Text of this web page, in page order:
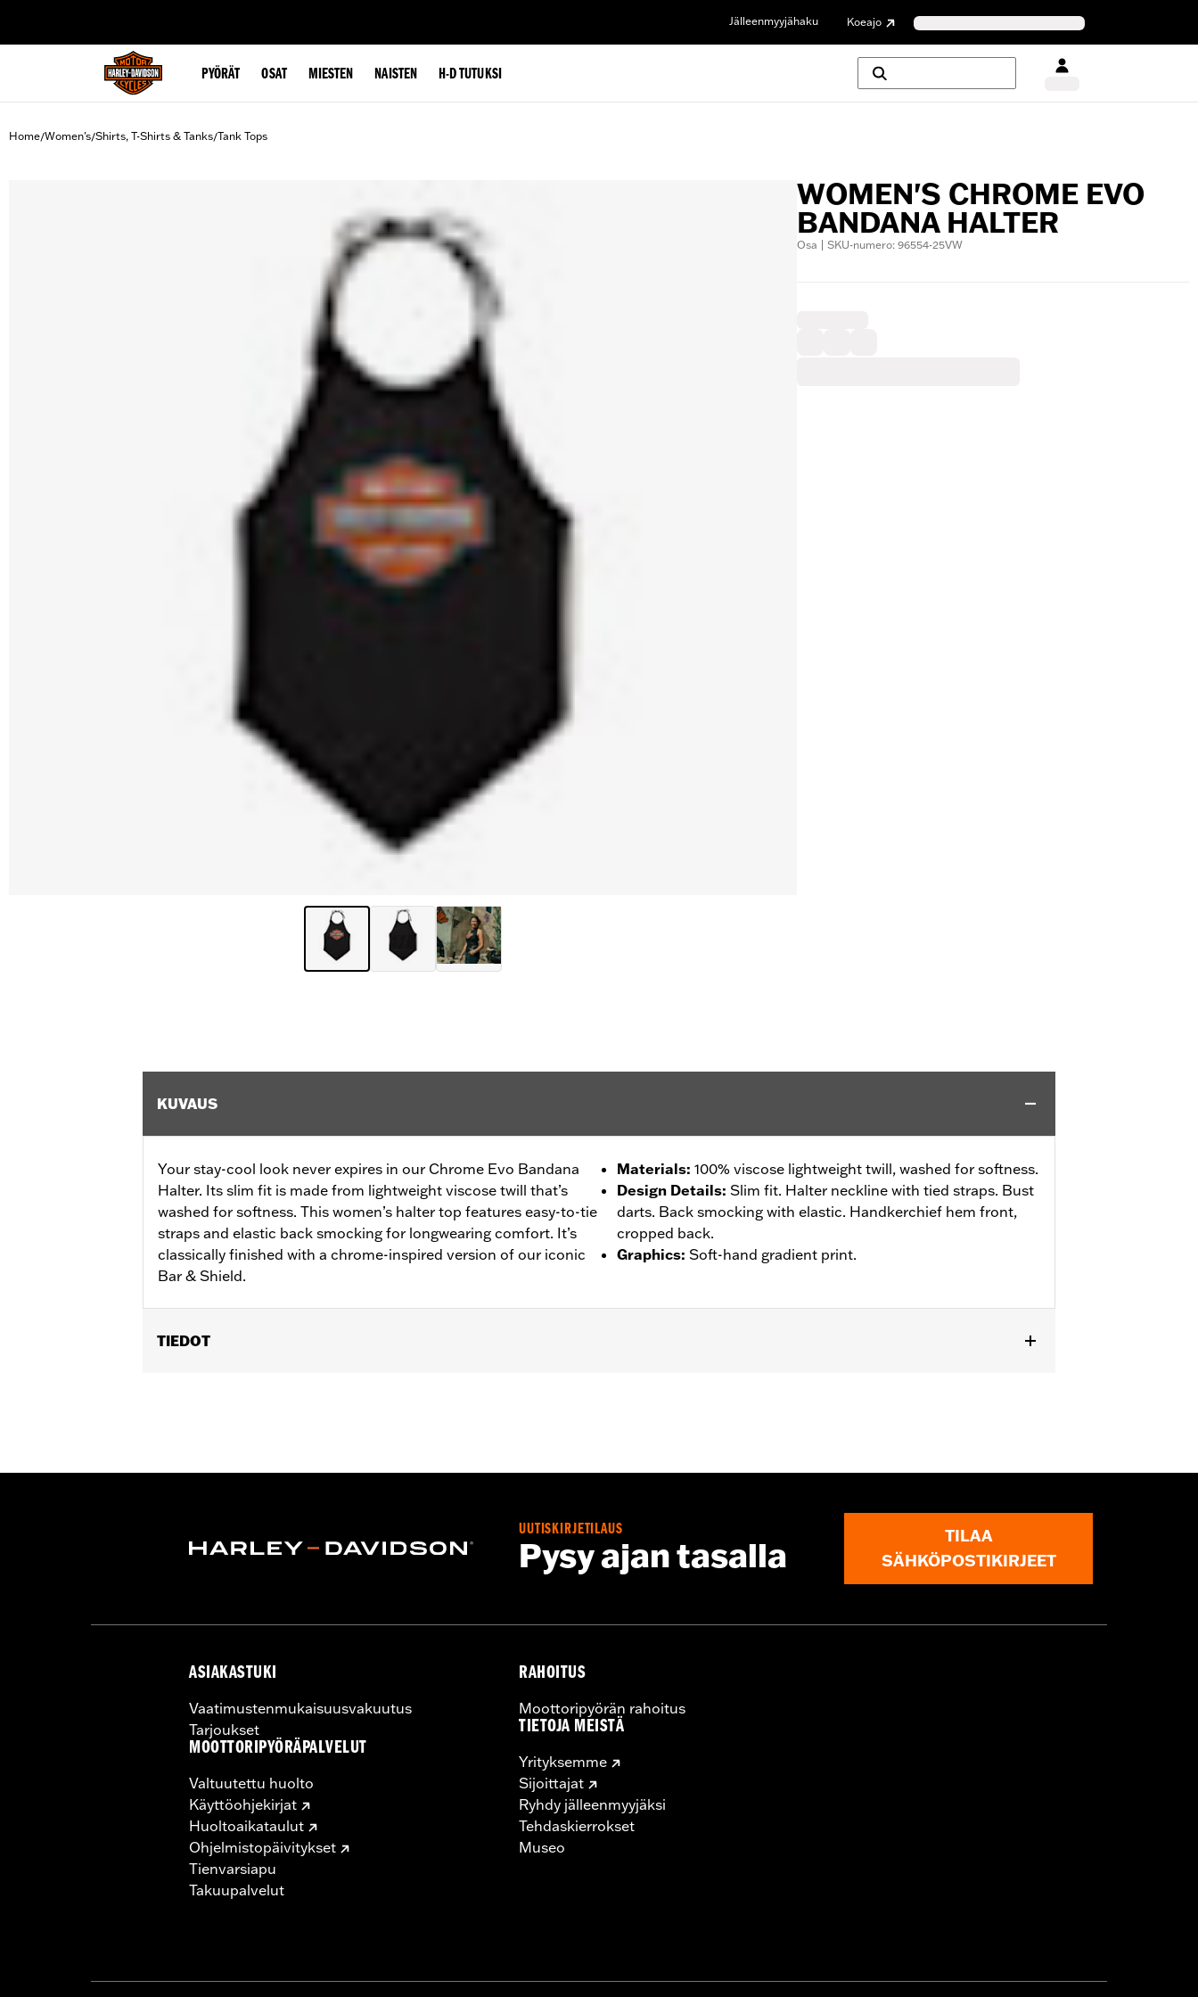
Jälleenmyyjähaku Koeajo
PYÖRÄT OSAT MIESTEN NAISTEN H-D TUTUKSI
Home/Women's/Shirts, T-Shirts & Tanks/Tank Tops
WOMEN'S CHROME EVO
BANDANA HALTER
Osa | SKU-numero: 96554-25VW
KUVAUS
Your stay-cool look never expires in our Chrome Evo Bandana
Halter. Its slim fit is made from lightweight viscose twill that’s
washed for softness. This women’s halter top features easy-to-tie
straps and elastic back smocking for longwearing comfort. It’s
classically finished with a chrome-inspired version of our iconic
Bar & Shield.
Materials: 100% viscose lightweight twill, washed for softness.
Design Details: Slim fit. Halter neckline with tied straps. Bust
darts. Back smocking with elastic. Handkerchief hem front,
cropped back.
Graphics: Soft-hand gradient print.
TIEDOT
UUTISKIRJETILAUS
Pysy ajan tasalla
TILAA
SÄHKÖPOSTIKIRJEET
ASIAKASTUKI
Vaatimustenmukaisuusvakuutus
Tarjoukset
MOOTTORIPYÖRÄPALVELUT
Valtuutettu huolto
Käyttöohjekirjat
Huoltoaikataulut
Ohjelmistopäivitykset
Tienvarsiapu
Takuupalvelut
RAHOITUS
Moottoripyörän rahoitus
TIETOJA MEISTÄ
Yrityksemme
Sijoittajat
Ryhdy jälleenmyyjäksi
Tehdaskierrokset
Museo